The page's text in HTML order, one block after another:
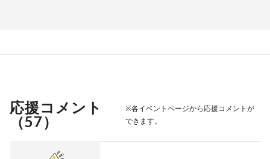
応援コメント
（57）
※各イベントページから応援コメントが
できます。